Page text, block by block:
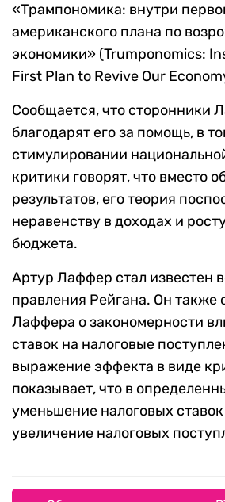
«Трампономика: внутри
американского плана по
экономики» (Trumponomics:
First Plan to Revive Our
Сообщается, что сторонники
благодарят его за помощь, в
стимулировании
критики говорят, что вместо
результатов, его теория
неравенству в доходах и
бюджета.
Артур Лаффер стал известен
правления Рейгана. Он также
Лаффера о закономерности
ставок на налоговые
выражение эффекта в виде
показывает, что в
уменьшение налоговых
увеличение налоговых